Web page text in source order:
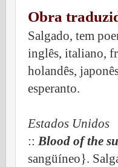
Obra
Salgado, tem
inglês, italiano,
holandês,
esperanto.
Estados Unidos
:: Blood of the
sangüíneo}.